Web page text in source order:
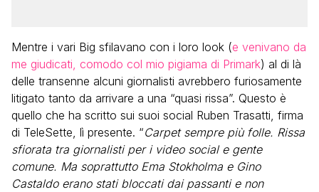
Mentre i vari Big sfilavano con i loro look (e venivano da
me giudicati, comodo col mio pigiama di Primark) al di là
delle transenne alcuni giornalisti avrebbero furiosamente
litigato tanto da arrivare a una “quasi rissa”. Questo è
quello che ha scritto sui suoi social Ruben Trasatti, firma
di TeleSette, lì presente. “Carpet sempre più folle. Rissa
sfiorata tra giornalisti per i video social e gente
comune. Ma soprattutto Ema Stokholma e Gino
Castaldo erano stati bloccati dai passanti e non